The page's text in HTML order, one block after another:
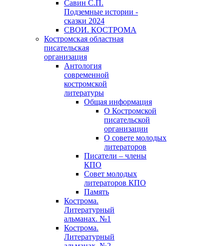
Савин С.П.
Подземные истории -
сказки 2024
СВОИ. КОСТРОМА
Костромская областная
писательская
организация
Антология
современной
костромской
литературы
Общая информация
О Костромской
писательской
организации
О совете молодых
литераторов
Писатели – члены
КПО
Совет молодых
литераторов КПО
Память
Кострома.
Литературный
альманах. №1
Кострома.
Литературный